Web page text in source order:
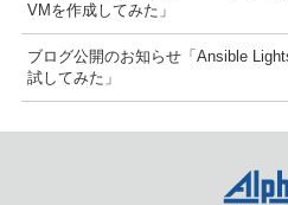
VMを作成してみた」
ブログ公開のお知らせ「Ansible
試してみた」